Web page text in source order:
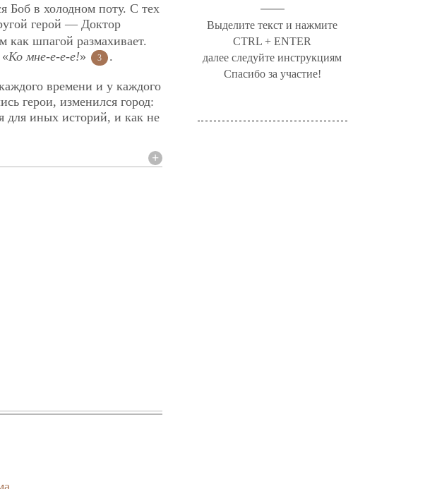
Боб в холодном поту. С тех
герой — Доктор
шпагой размахивает.
Ко мне-е-е-е!» 3 .
времени и у каждого
герои, изменился город:
для иных историй, и как не
Выделите текст и нажмите
CTRL + ENTER
далее следуйте инструкциям
Спасибо за участие!